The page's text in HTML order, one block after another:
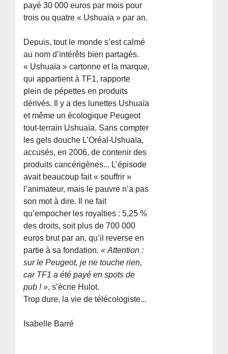
payé 30 000 euros par mois pour
trois ou quatre « Ushuaïa » par an.
Depuis, tout le monde s’est calmé
au nom d’intérêts bien partagés.
« Ushuaïa » cartonne et la marque,
qui appartient à TF1, rapporte
plein de pépettes en produits
dérivés. Il y a des lunettes Ushuaïa
et même un écologique Peugeot
tout-terrain Ushuaïa. Sans compter
les gels douche L’Oréal-Ushuaïa,
accusés, en 2006, de contenir des
produits cancérigènes... L’épisode
avait beaucoup fait « souffrir »
l’animateur, mais le pauvre n’a pas
son mot à dire. Il ne fait
qu’empocher les royalties : 5,25 %
des droits, soit plus de 700 000
euros brut par an, qu’il reverse en
partie à sa fondation.« Attention :
sur le Peugeot, je ne touche rien,
car TF1 a été payé en spots de
pub ! », s’écrie Hulot.
Trop dure, la vie de télécologiste...
Isabelle Barré